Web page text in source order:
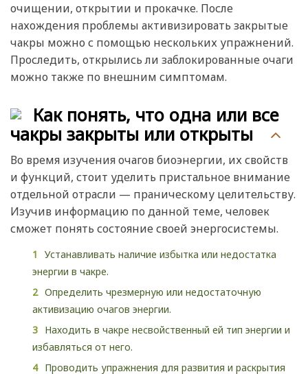
очищении, открытии и прокачке. После
нахождения проблемы активизировать закрытые
чакры можно с помощью нескольких упражнений.
Проследить, открылись ли заблокированные очаги
можно также по внешним симптомам.
Как понять, что одна или все
чакры закрыты или открыты
Во время изучения очагов биоэнергии, их свойств
и функций, стоит уделить пристальное внимание
отдельной отрасли — праническому целительству.
Изучив информацию по данной теме, человек
сможет понять состояние своей энергосистемы.
Устанавливать наличие избытка или недостатка
энергии в чакре.
Определить чрезмерную или недостаточную
активизацию очагов энергии.
Находить в чакре несвойственный ей тип энергии и
избавляться от него.
Проводить упражнения для развития и раскрытия